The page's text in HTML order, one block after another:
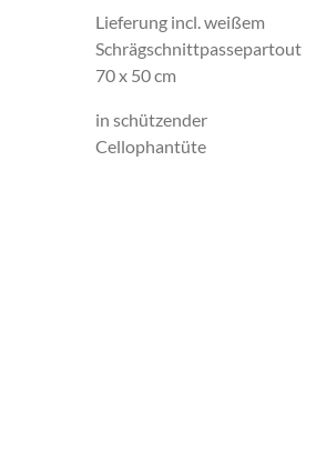
Lieferung incl. weißem
Schrägschnittpassepartout
70 x 50 cm
in schützender
Cellophantüte